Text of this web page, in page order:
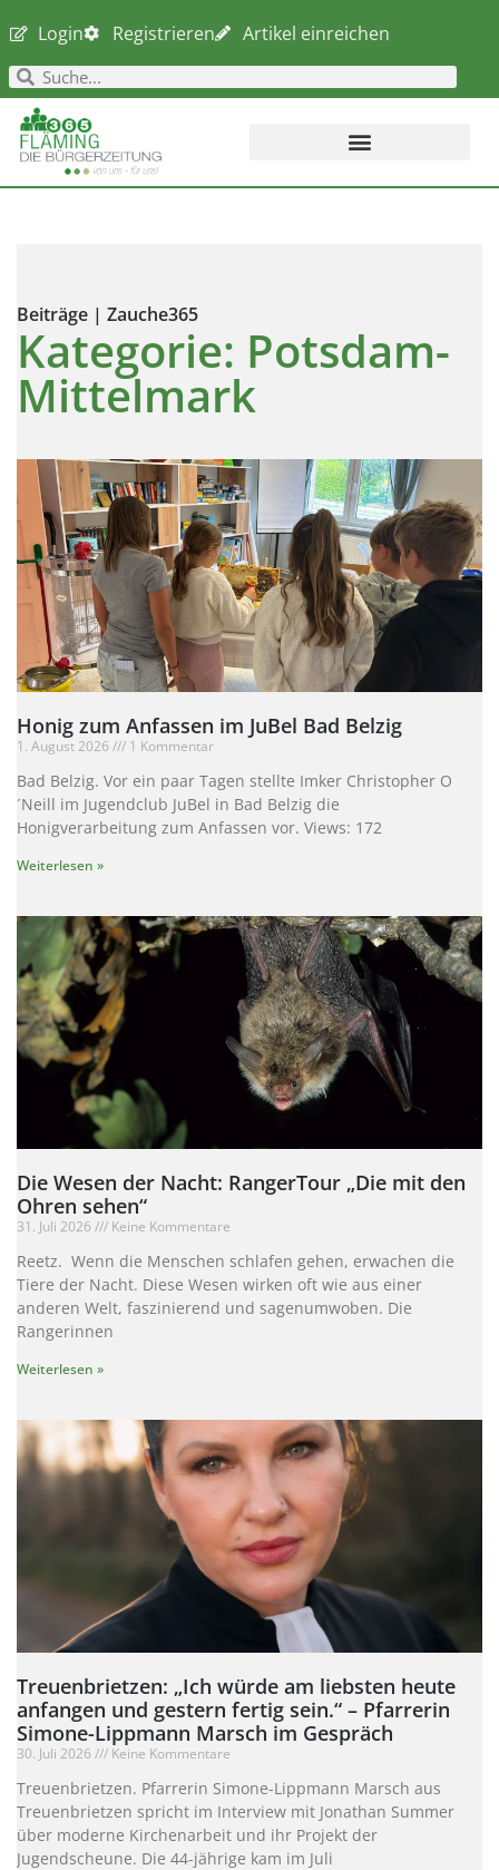
Login Registrieren Artikel einreichen
Beiträge | Zauche365
Kategorie: Potsdam-
Mittelmark
Honig zum Anfassen im JuBel Bad Belzig
1. August 2026 1 Kommentar
Bad Belzig. Vor ein paar Tagen stellte Imker Christopher O
´Neill im Jugendclub JuBel in Bad Belzig die
Honigverarbeitung zum Anfassen vor. Views: 172
Weiterlesen »
Die Wesen der Nacht: RangerTour „Die mit den
Ohren sehen“
31. Juli 2026 Keine Kommentare
Reetz. Wenn die Menschen schlafen gehen, erwachen die
Tiere der Nacht. Diese Wesen wirken oft wie aus einer
anderen Welt, faszinierend und sagenumwoben. Die
Rangerinnen
Weiterlesen »
Treuenbrietzen: „Ich würde am liebsten heute
anfangen und gestern fertig sein.“ – Pfarrerin
Simone-Lippmann Marsch im Gespräch
30. Juli 2026 Keine Kommentare
Treuenbrietzen. Pfarrerin Simone-Lippmann Marsch aus
Treuenbrietzen spricht im Interview mit Jonathan Summer
über moderne Kirchenarbeit und ihr Projekt der
Jugendscheune. Die 44-jährige kam im Juli